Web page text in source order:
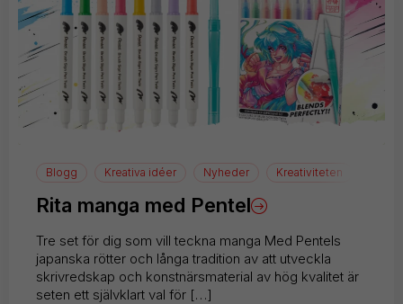
Blogg Kreativa idéer Nyheder Kreativiteten
Rita manga med Pentel
Tre set för dig som vill teckna manga Med Pentels
japanska rötter och långa tradition av att utveckla
skrivredskap och konstnärsmaterial av hög kvalitet är
seten ett självklart val för […]